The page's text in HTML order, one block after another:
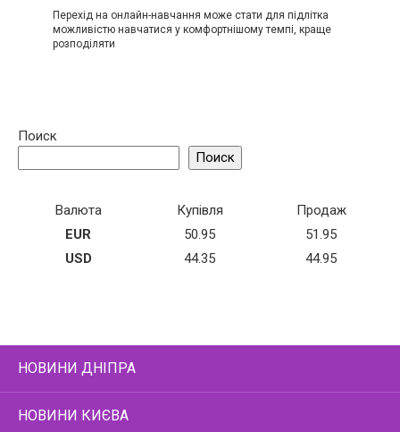
Перехід на онлайн-навчання може стати для підлітка
можливістю навчатися у комфортнішому темпі, краще
розподіляти
Поиск
Поиск
Валюта Купівля
Продаж
EUR
50.95
51.95
USD
44.35 44.95
НОВИНИ ДНІПРА
НОВИНИ КИЄВА